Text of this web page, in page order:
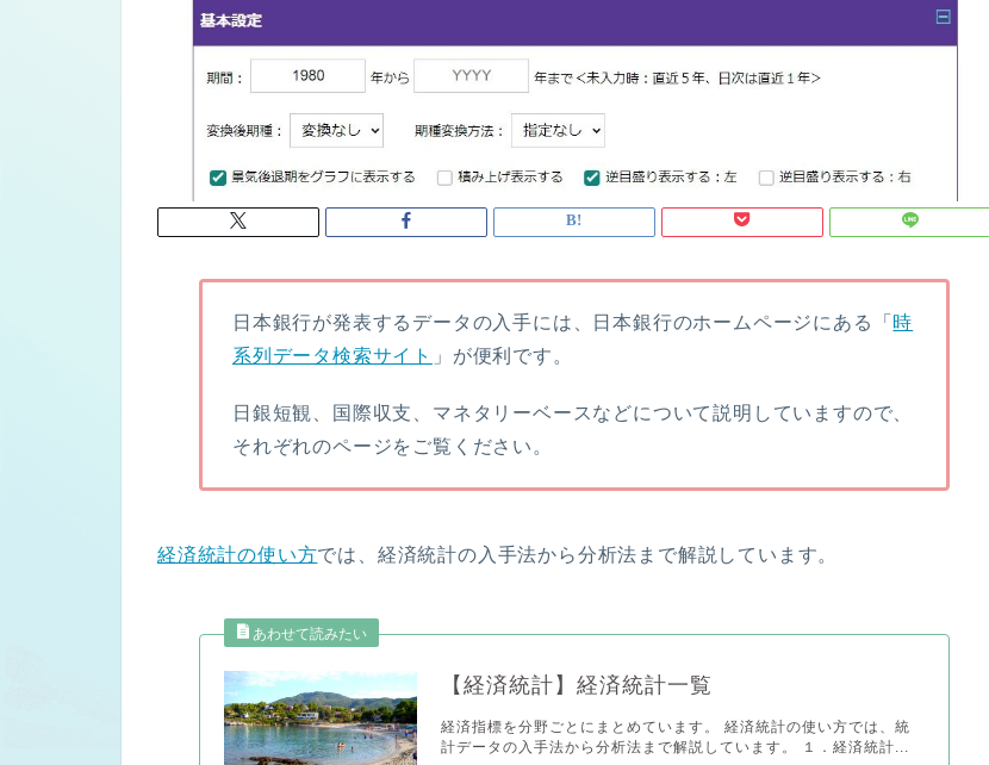
日本銀行が発表するデータの入手には、日本銀行のホームページにある「 時
系列データ検索サイト
」が便利です。
日銀短観、国際収支、マネタリーベースなどについて説明していますので、
それぞれのページをご覧ください。
経済統計の使い方では、経済統計の入手法から分析法まで解説しています。
【経済統計】経済統計一覧
経済指標を分野ごとにまとめています。 経済統計の使い方では、統
計データの入手法から分析法まで解説しています。 １．経済統計...